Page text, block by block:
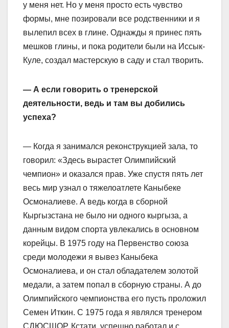
у меня нет. Но у меня просто есть чувство
формы, мне позировали все родственники и я
вылепил всех в глине. Однажды я принес пять
мешков глины, и пока родители были на Иссык-
Куле, создал мастерскую в саду и стал творить.
— А если говорить о тренерской
деятельности, ведь и там вы добились
успеха?
— Когда я занимался реконструкцией зала, то
говорил: «Здесь вырастет Олимпийский
чемпион» и оказался прав. Уже спустя пять лет
весь мир узнал о тяжелоатлете Каныбеке
Осмоналиеве. А ведь когда в сборной
Кыргызстана не было ни одного кыргыза, а
данным видом спорта увлекались в основном
корейцы. В 1975 году на Первенство союза
среди молодежи я вывез Каныбека
Осмоналиева, и он стал обладателем золотой
медали, а затем попал в сборную страны. А до
Олимпийского чемпионства его пусть проложил
Семен Иткин. С 1975 года я являлся тренером
СДЮСШОР. Кстати, успешно работал и с